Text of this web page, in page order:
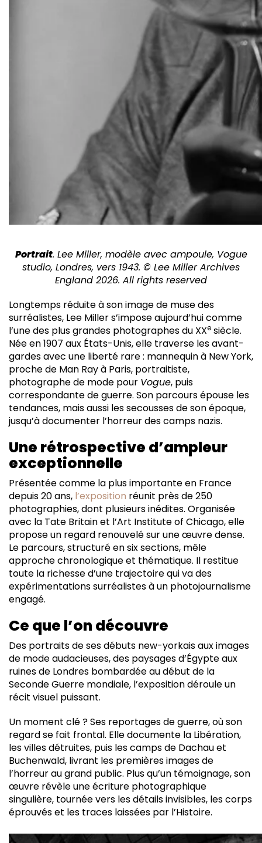
Portrait. Lee Miller, modèle avec ampoule, Vogue
studio, Londres, vers 1943. © Lee Miller Archives
England 2026. All rights reserved
Longtemps réduite à son image de muse des
surréalistes, Lee Miller s’impose aujourd’hui comme
l’une des plus grandes photographes du XXe siècle.
Née en 1907 aux États-Unis, elle traverse les avant-
gardes avec une liberté rare : mannequin à New York,
proche de Man Ray à Paris, portraitiste,
photographe de mode pour Vogue, puis
correspondante de guerre. Son parcours épouse les
tendances, mais aussi les secousses de son époque,
jusqu’à documenter l’horreur des camps nazis.
Une rétrospective d’ampleur
exceptionnelle
Présentée comme la plus importante en France
depuis 20 ans, l’exposition réunit près de 250
photographies, dont plusieurs inédites. Organisée
avec la Tate Britain et l’Art Institute of Chicago, elle
propose un regard renouvelé sur une œuvre dense.
Le parcours, structuré en six sections, mêle
approche chronologique et thématique. Il restitue
toute la richesse d’une trajectoire qui va des
expérimentations surréalistes à un photojournalisme
engagé.
Ce que l’on découvre
Des portraits de ses débuts new-yorkais aux images
de mode audacieuses, des paysages d’Égypte aux
ruines de Londres bombardée au début de la
Seconde Guerre mondiale, l’exposition déroule un
récit visuel puissant.
Un moment clé ? Ses reportages de guerre, où son
regard se fait frontal. Elle documente la Libération,
les villes détruites, puis les camps de Dachau et
Buchenwald, livrant les premières images de
l’horreur au grand public. Plus qu’un témoignage, son
œuvre révèle une écriture photographique
singulière, tournée vers les détails invisibles, les corps
éprouvés et les traces laissées par l’Histoire.